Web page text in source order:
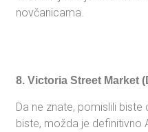
novčanicama.
8. Victoria Street Market
Da ne znate, pomislili
biste, možda je definitivno